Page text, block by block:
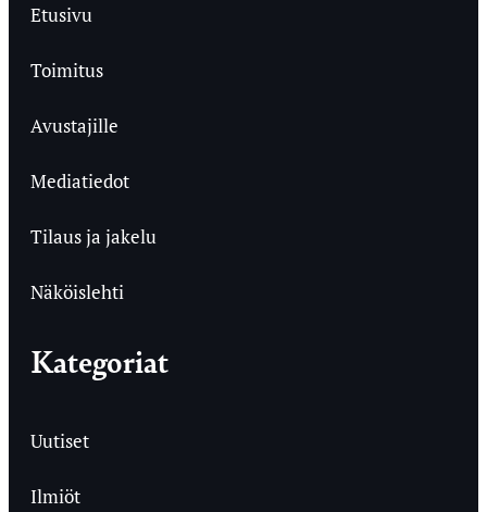
Etusivu
Toimitus
Avustajille
Mediatiedot
Tilaus ja jakelu
Näköislehti
Kategoriat
Uutiset
Ilmiöt